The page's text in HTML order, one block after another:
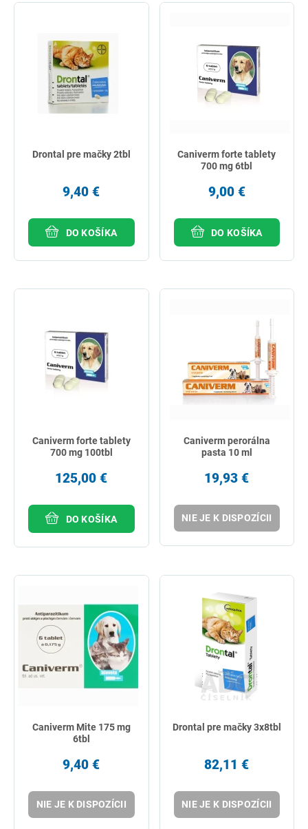
najpredávanejšie
podľa názvu od A
Drontal pre mačky 2tbl
9,40 €
DO KOŠÍKA
Caniverm forte tablety
700 mg 6tbl
9,00 €
DO KOŠÍKA
Caniverm forte tablety
700 mg 100tbl
125,00 €
DO KOŠÍKA
Caniverm perorálna
pasta 10 ml
19,93 €
NIE JE K DISPOZÍCII
Caniverm Mite 175 mg
6tbl
9,40 €
NIE JE K DISPOZÍCII
Drontal pre mačky 3x8tbl
82,11 €
NIE JE K DISPOZÍCII